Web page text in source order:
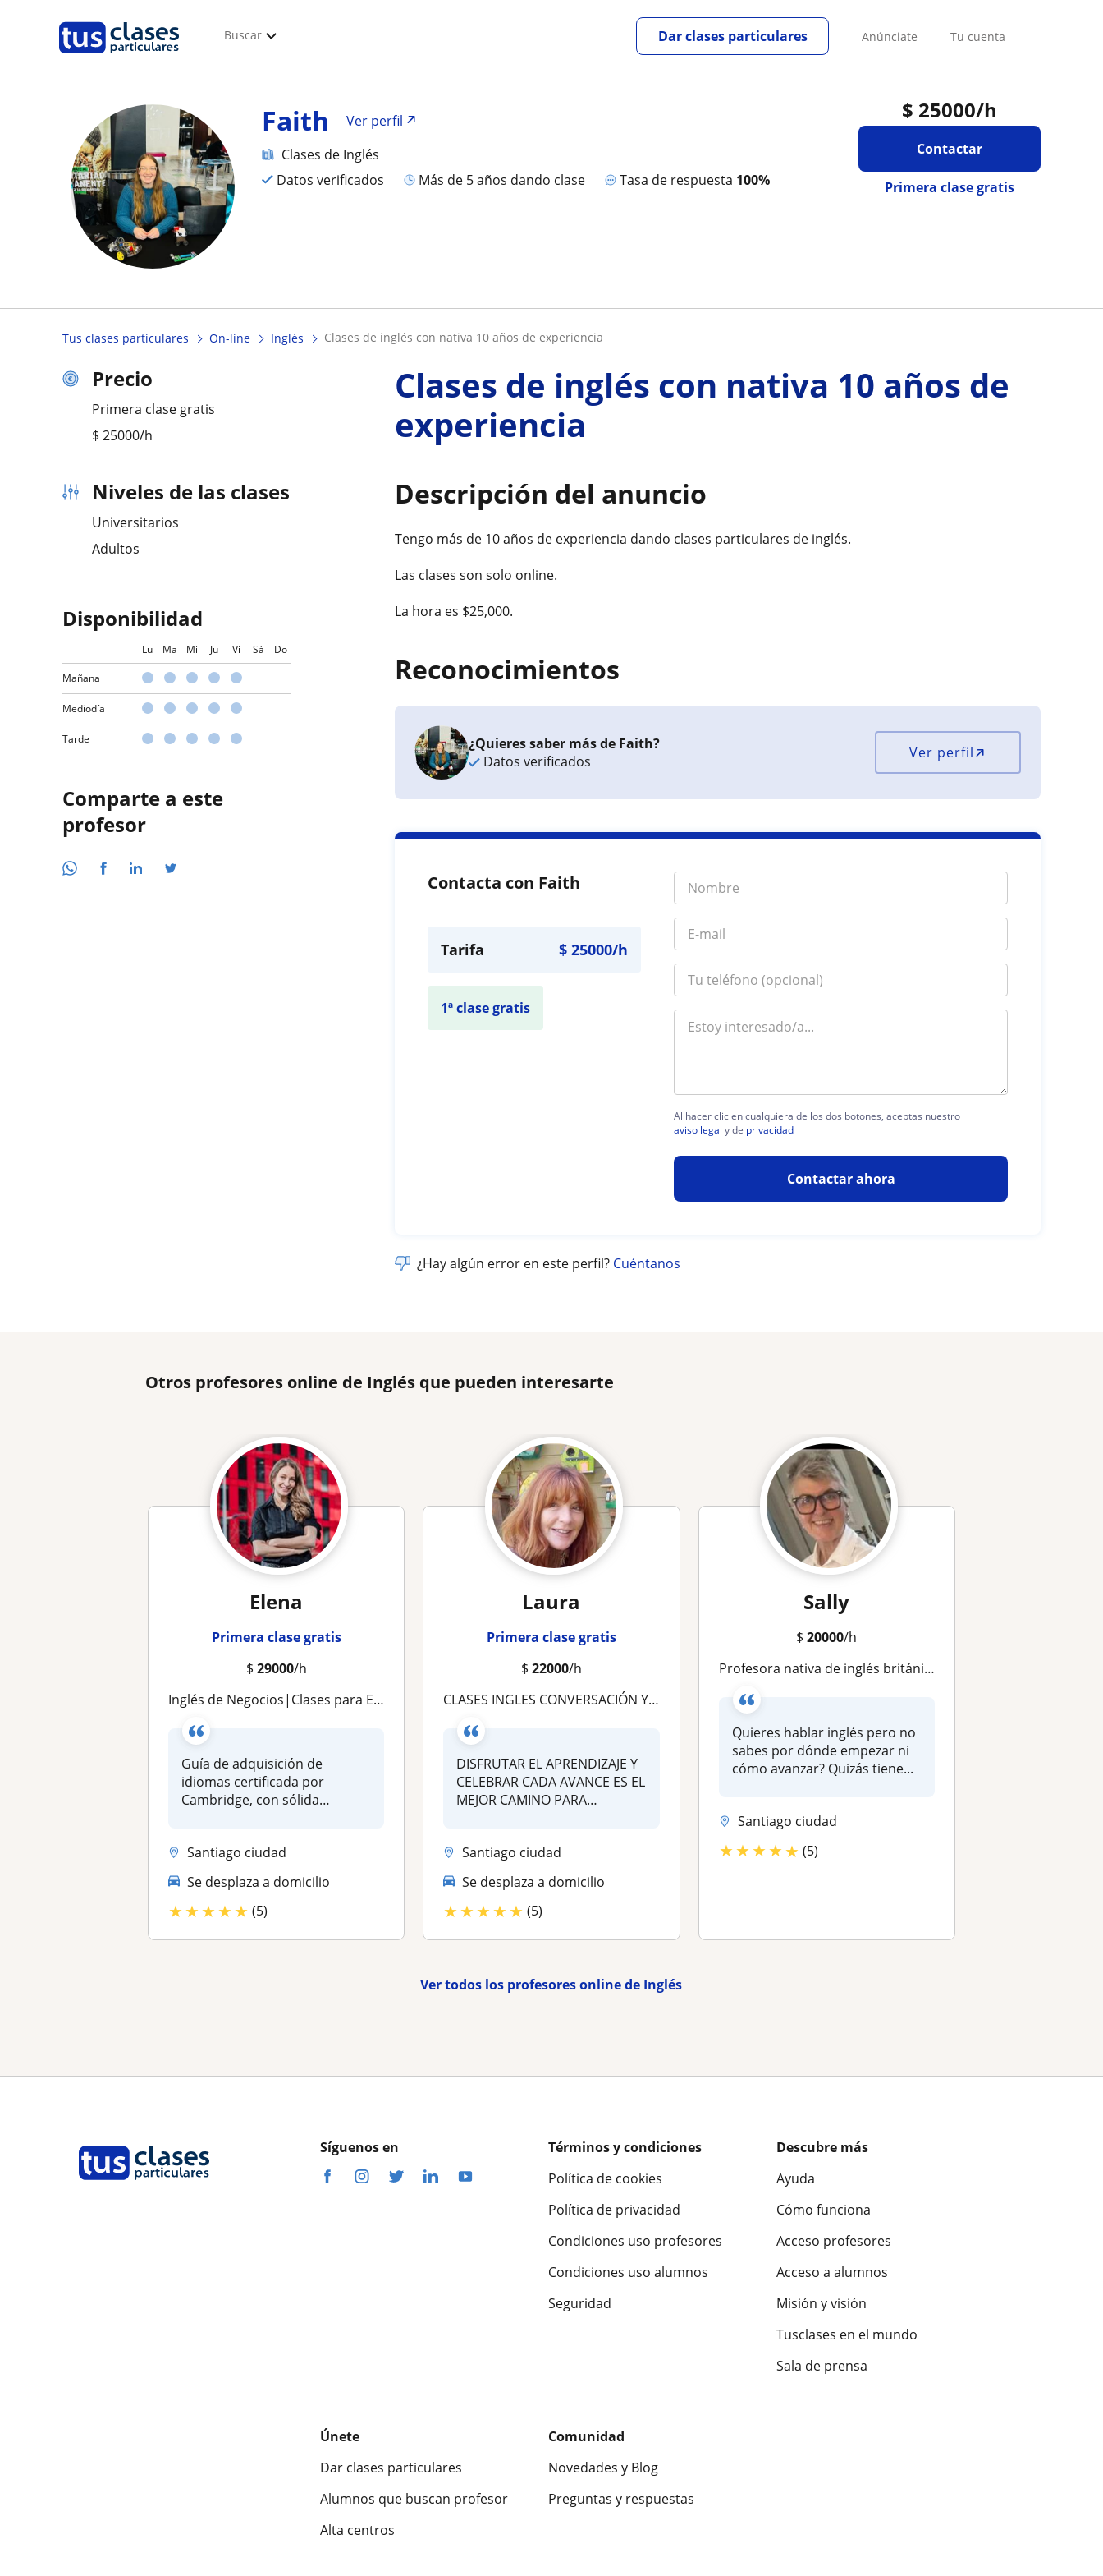
Buscar Anúnciate Tu cuenta
Dar clases particulares
$ 25000/h
Contactar
Primera clase gratis
Faith
Ver perfil
Clases de Inglés
Datos verificados
más de 5 años dando clase Tasa de respuesta 100%
Tus clases particulares On-line Inglés clases de inglés con nativa 10 años de experiencia
Precio
Primera clase gratis
$ 25000/h
Niveles de las clases
Universitarios
Adultos
Disponibilidad
Lu Ma Mi Ju Vi Sá Do
Mañana
Mediodía
Tarde
Comparte a este
profesor
Clases de inglés con nativa 10 años de
experiencia
Descripción del anuncio
Tengo más de 10 años de experiencia dando clases particulares de inglés.
Las clases son solo online.
La hora es $25,000.
Reconocimientos
¿Quieres saber más de Faith?
Datos verificados
Ver perfil
Contacta con Faith
Tarifa $25000/h
1ª clase gratis
Al hacer clic en cualquiera de los dos botones, aceptas nuestro
aviso legal y de privacidad
Contactar ahora
¿Hay algún error en este perfil? Cuéntanos
Otros profesores online de Inglés que pueden interesarte
Elena
Primera clase gratis
$ 29000/h
Inglés de Negocios|Clases para Empresas y Profesionales | Inglés Conversacional | Inglés para adolescentes | Prepacíon para las entrevistas en inglés |Enfoque en escuchar y hablar de la guía de adquisición de idiomas graduada de Cambridge
Guía de adquisición de
idiomas certificada por
Cambridge, con sólida
Santiago ciudad
Se desplaza a domicilio
★★★★★ (5)
Laura
Primera clase gratis
$ 22000/h
CLASES INGLES CONVERSACIÓN Y ESTRUCTURA DEL IDIOMA. DESDE $22.000 HORA CRONOLÓGICA
DISFRUTAR EL APRENDIZAJE Y
CELEBRAR CADA AVANCE ES EL
MEJOR CAMINO PARA
Santiago ciudad
Se desplaza a domicilio
★★★★★ (5)
Sally
$20000/h
Profesora nativa de inglés británica de Cambridge, hispanohablante de Chile IELTS 7
Quieres hablar inglés pero no
sabes por dónde empezar ni
cómo avanzar? Quizás tiene...
Santiago ciudad
★★★★★ (5)
Ver todos los profesores online de Inglés
Síguenos en
Términos y condiciones
Política de cookies
Política de privacidad
Condiciones uso profesores
Condiciones uso alumnos
Seguridad
Descubre más
Ayuda
Cómo funciona
Acceso profesores
Acceso a alumnos
Misión y visión
Tusclases en el mundo
Sala de prensa
Únete
Dar clases particulares
Alumnos que buscan profesor
Alta centros
Comunidad
Novedades y Blog
Preguntas y respuestas